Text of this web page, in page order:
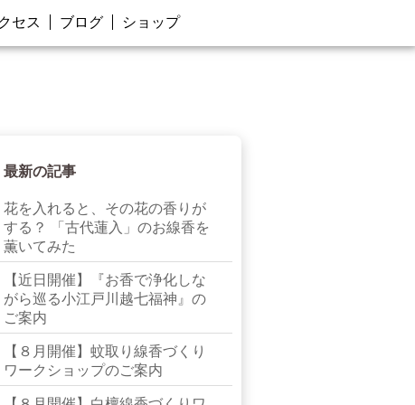
セス ブログ ショップ
最新の記事
花を入れると、その花の香りが
する？ 「古代蓮入」のお線香を
薫いてみた
【近日開催】『お香で浄化しな
がら巡る小江戸川越七福神』の
ご案内
【８月開催】蚊取り線香づくり
ワークショップのご案内